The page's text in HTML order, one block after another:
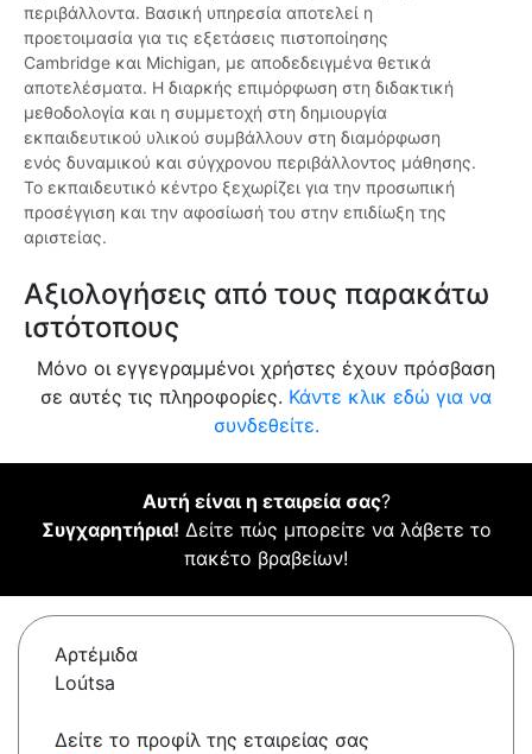
περιβάλλοντα. Βασική υπηρεσία αποτελεί η
προετοιμασία για τις εξετάσεις πιστοποίησης
Cambridge και Michigan, με αποδεδειγμένα θετικά
αποτελέσματα. Η διαρκής επιμόρφωση στη διδακτική
μεθοδολογία και η συμμετοχή στη δημιουργία
εκπαιδευτικού υλικού συμβάλλουν στη διαμόρφωση
ενός δυναμικού και σύγχρονου περιβάλλοντος μάθησης.
Το εκπαιδευτικό κέντρο ξεχωρίζει για την προσωπική
προσέγγιση και την αφοσίωσή του στην επιδίωξη της
αριστείας.
Αξιολογήσεις από τους παρακάτω
ιστότοπους
Μόνο οι εγγεγραμμένοι χρήστες έχουν πρόσβαση
σε αυτές τις πληροφορίες. Κάντε κλικ εδώ για να
συνδεθείτε.
Αυτή είναι η εταιρεία σας?
Συγχαρητήρια! Δείτε πώς μπορείτε να λάβετε το
πακέτο βραβείων!
Αρτέμιδα
Loútsa
Δείτε το προφίλ της εταιρείας σας